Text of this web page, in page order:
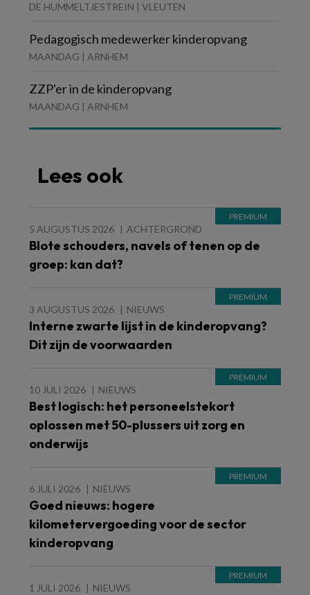
DE HUMMELTJESTREIN | VLEUTEN
Pedagogisch medewerker kinderopvang
MAANDAG | ARNHEM
ZZP'er in de kinderopvang
MAANDAG | ARNHEM
Lees ook
5 AUGUSTUS 2026 ACHTERGROND
Blote schouders, navels of tenen op de
groep: kan dat?
3 AUGUSTUS 2026 NIEUWS
Interne zwarte lijst in de kinderopvang?
Dit zijn de voorwaarden
10 JULI 2026 NIEUWS
Best logisch: het personeelstekort
oplossen met 50-plussers uit zorg en
onderwijs
6 JULI 2026 NIEUWS
Goed nieuws: hogere
kilometervergoeding voor de sector
kinderopvang
1 JULI 2026 NIEUWS